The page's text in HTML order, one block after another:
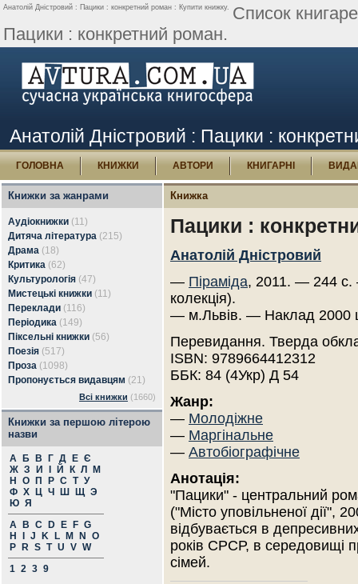
Анатолій Дністровий : Пацики : конкретний роман : Купити книжку. Список
Пацики : конкретний роман.
Анатолій Дністровий : Пацики :
ГОЛОВНА КНИЖКИ АВТОРИ КНИГАРНІ
Книжки за жанрами
Аудіокнижки (11)
Дитяча література (215)
Драма (18)
Критика (62)
Культурологія (47)
Мистецькі книжки (11)
Переклади (116)
Періодика (149)
Піксельні книжки (56)
Поезія (517)
Проза (1098)
Пропонується видавцям (21)
Всі книжки (1660)
Книжки за першою літерою
назви
А Б В Г Д Е Є
Ж З И Й К Л
М
Н
О П Р С Т У
Ф Х Ц Ч Ш Щ Э
Ю Я
A
B C D E F G
H
J K L M N
O
P
R S T U V W
1 2 3 9
Книжка
Пацики :
Анатолій Дністровий
— Піраміда, 2011. — 244 с.
колекція).
— м.Львів. — Наклад 2000
Перевидання. Тверда
ISBN: 9789664412312
ББК: 84 (4Укр) Д 54
Жанр:
— Молодіжне
— Маргінальне
— Автобіографічне
Анотація:
"Пацики" - центральний
("Місто уповільненої дії",
відбувається в
років СРСР, в середовищі
сімей.